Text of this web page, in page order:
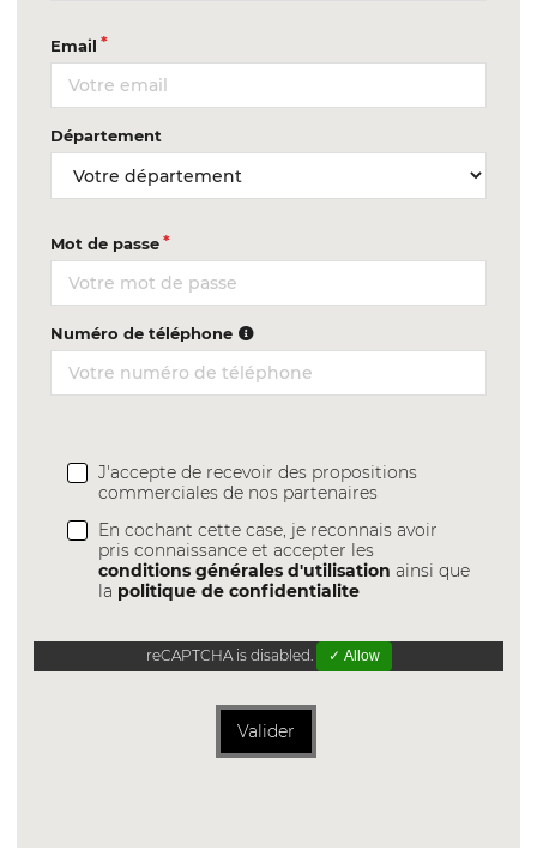
Email
Département
Mot de passe
Numéro de téléphone
J'accepte de recevoir des propositions
commerciales de nos partenaires
En cochant cette case, je reconnais avoir
pris connaissance et accepter les
conditions générales d'utilisation ainsi que
la politique de confidentialite
reCAPTCHA is disabled. ✓ Allow
Valider